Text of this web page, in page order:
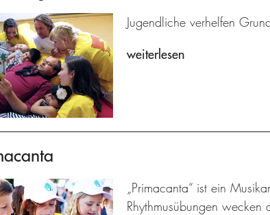
Jugendliche verhelfen
weiterlesen
„Primacanta“ ist ein
Rhythmusübungen